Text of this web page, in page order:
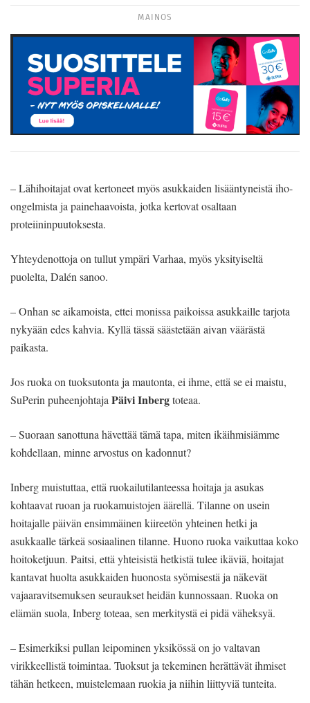
MAINOS
– Lähihoitajat ovat kertoneet myös asukkaiden lisääntyneistä iho-
ongelmista ja painehaavoista, jotka kertovat osaltaan
proteiininpuutoksesta.
Yhteydenottoja on tullut ympäri Varhaa, myös yksityiseltä
puolelta, Dalén sanoo.
– Onhan se aikamoista, ettei monissa paikoissa asukkaille tarjota
nykyään edes kahvia. Kyllä tässä säästetään aivan väärästä
paikasta.
Jos ruoka on tuoksutonta ja mautonta, ei ihme, että se ei maistu,
SuPerin puheenjohtajaPäivi Inbergtoteaa.
– Suoraan sanottuna hävettää tämä tapa, miten ikäihmisiämme
kohdellaan, minne arvostus on kadonnut?
Inberg muistuttaa, että ruokailutilanteessa hoitaja ja asukas
kohtaavat ruoan ja ruokamuistojen äärellä. Tilanne on usein
hoitajalle päivän ensimmäinen kiireetön yhteinen hetki ja
asukkaalle tärkeä sosiaalinen tilanne. Huono ruoka vaikuttaa koko
hoitoketjuun. Paitsi, että yhteisistä hetkistä tulee ikäviä, hoitajat
kantavat huolta asukkaiden huonosta syömisestä ja näkevät
vajaaravitsemuksen seuraukset heidän kunnossaan. Ruoka on
elämän suola, Inberg toteaa, sen merkitystä ei pidä väheksyä.
– Esimerkiksi pullan leipominen yksikössä on jo valtavan
virikkeellistä toimintaa. Tuoksut ja tekeminen herättävät ihmiset
tähän hetkeen, muistelemaan ruokia ja niihin liittyviä tunteita.